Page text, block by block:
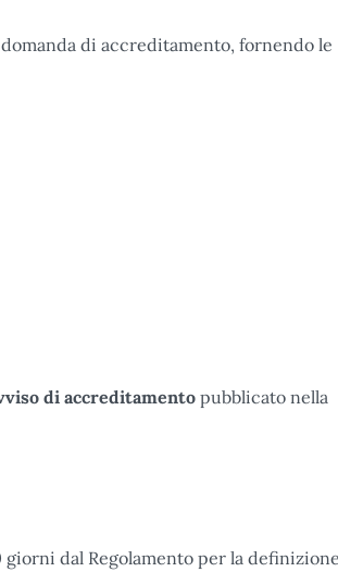
di accreditamento, fornendo le
di accreditamento pubblicato nella
dal Regolamento per la